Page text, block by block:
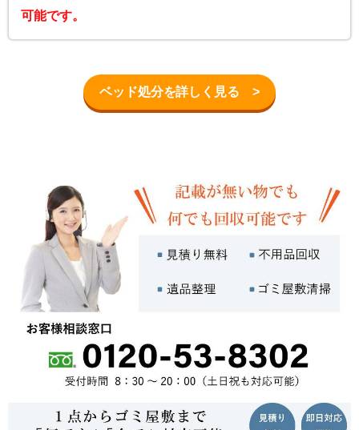
可能です。
ベッド処分を詳しく見る >